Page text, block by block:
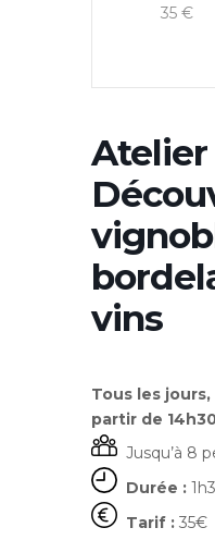
35 €
Atelier
vins
Tous les
partir de
Jusqu’à 8
Durée :
Tarif : 35€